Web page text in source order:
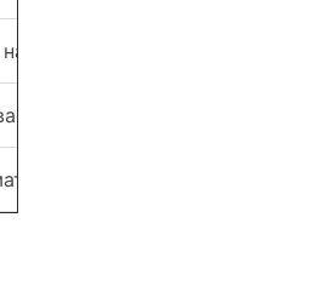
с умами, слегка
полностью, создавая
гричча — строго